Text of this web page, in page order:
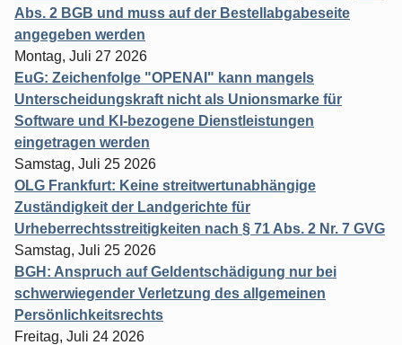
Abs. 2 BGB und muss auf der Bestellabgabeseite
angegeben werden
Montag, Juli 27 2026
EuG: Zeichenfolge "OPENAI" kann mangels
Unterscheidungskraft nicht als Unionsmarke für
Software und KI-bezogene Dienstleistungen
eingetragen werden
Samstag, Juli 25 2026
OLG Frankfurt: Keine streitwertunabhängige
Zuständigkeit der Landgerichte für
Urheberrechtsstreitigkeiten nach § 71 Abs. 2 Nr. 7 GVG
Samstag, Juli 25 2026
BGH: Anspruch auf Geldentschädigung nur bei
schwerwiegender Verletzung des allgemeinen
Persönlichkeitsrechts
Freitag, Juli 24 2026